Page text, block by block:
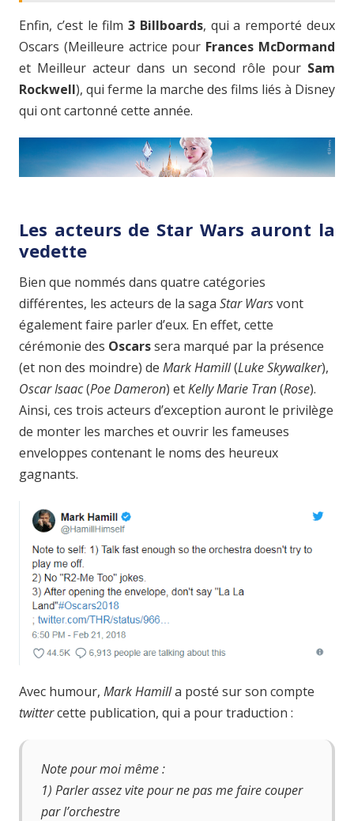
Enfin, c’est le film3 Billboards, qui a remporté deux
Oscars (Meilleure actrice pour Frances McDormand
et Meilleur acteur dans un second rôle pour Sam
Rockwell), qui ferme la marche des films liés à Disney
qui ont cartonné cette année.
Les acteurs de Star Wars auront la
vedette
Bien que nommés dans quatre catégories
différentes, les acteurs de la saga Star Warsvont
également faire parler d’eux. En effet, cette
cérémonie des Oscarssera marqué par la présence
(et non des moindre) de Mark Hamill(Luke Skywalker),
Oscar Isaac(PoeDameron) etKelly Marie Tran(Rose).
Ainsi, ces trois acteurs d’exception auront le privilège
de monter les marches et ouvrir les fameuses
enveloppes contenant le noms des heureux
gagnants.
Avec humour, Mark Hamilla posté sur son compte
twittercette publication, qui a pour traduction :
Note pour moi même :
1) Parler assez vite pour ne pas me faire couper
par l’orchestre